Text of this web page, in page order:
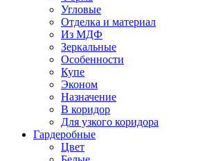
Угловые
Отделка и материал
Из МДФ
Зеркальные
Особенности
Купе
Эконом
Назначение
В коридор
Для узкого коридора
Гардеробные
Цвет